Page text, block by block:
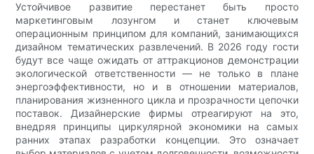
Устойчивое развитие перестанет быть просто
маркетинговым лозунгом и станет ключевым
операционным принципом для компаний, занимающихся
дизайном тематических развлечений. В 2026 году гости
будут все чаще ожидать от аттракционов демонстрации
экологической ответственности — не только в плане
энергоэффективности, но и в отношении материалов,
планирования жизненного цикла и прозрачности цепочки
поставок. Дизайнерские фирмы отреагируют на это,
внедряя принципы циркулярной экономики на самых
ранних этапах разработки концепции. Это означает